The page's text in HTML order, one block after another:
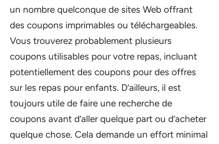
un nombre quelconque de sites Web offrant
des coupons imprimables ou téléchargeables.
Vous trouverez probablement plusieurs
coupons utilisables pour votre repas, incluant
potentiellement des coupons pour des offres
sur les repas pour enfants. D’ailleurs, il est
toujours utile de faire une recherche de
coupons avant d’aller quelque part ou d’acheter
quelque chose. Cela demande un effort minimal